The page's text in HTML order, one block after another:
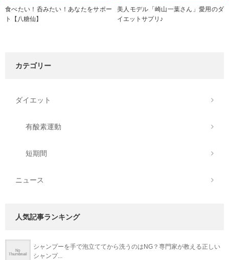
食べたい！呑みたい！あなたをサポー
ト【八糖仙】
美人モデル「崎山一葉さん」愛用のダ
イエットサプリ♪
カテゴリー
ダイエット
有酸素運動
短期間
ニュース
人気記事ランキング
シャンプーを手で泡立ててから洗うのはNG？専門家が教える正しい
シャンプ...